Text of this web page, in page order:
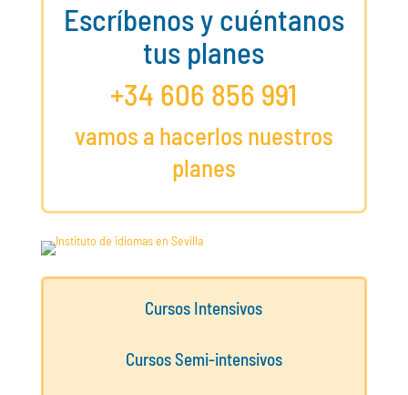
Escríbenos y cuéntanos
tus planes
+34 606 856 991
vamos a hacerlos nuestros
planes
Cursos Intensivos
Cursos Semi-intensivos